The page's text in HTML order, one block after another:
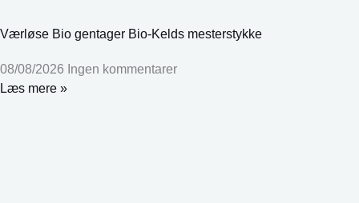
Værløse Bio gentager Bio-Kelds mesterstykke
08/08/2026 Ingen kommentarer
Læs mere »